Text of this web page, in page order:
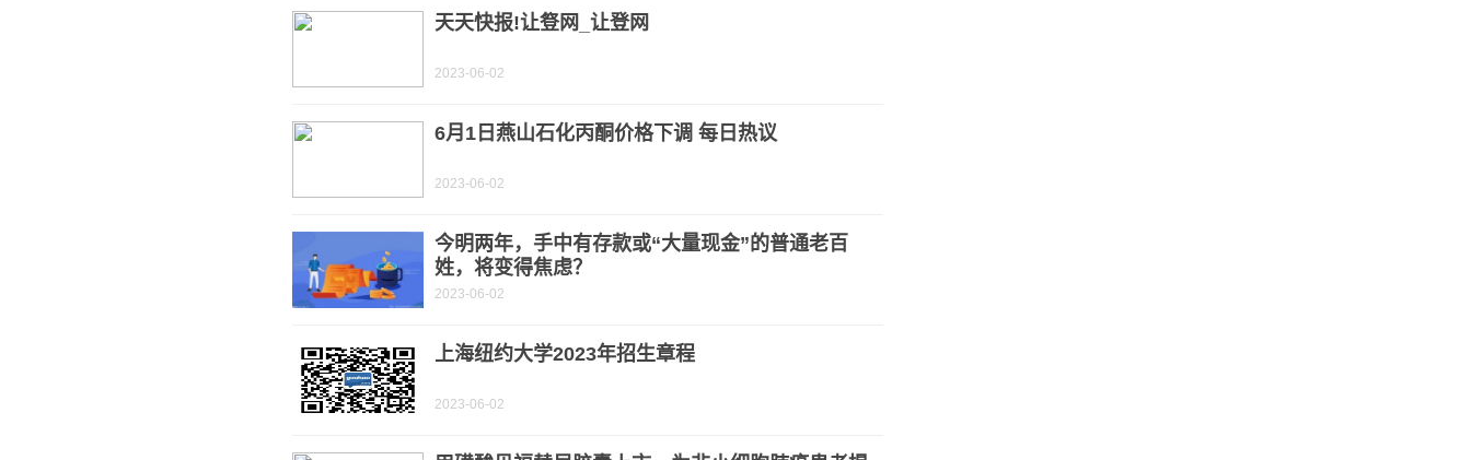
天天快报!让豋网_让登网
2023-06-02
6月1日燕山石化丙酮价格下调 每日热议
2023-06-02
今明两年，手中有存款或“大量现金”的普通老百
姓，将变得焦虑？
2023-06-02
上海纽约大学2023年招生章程
2023-06-02